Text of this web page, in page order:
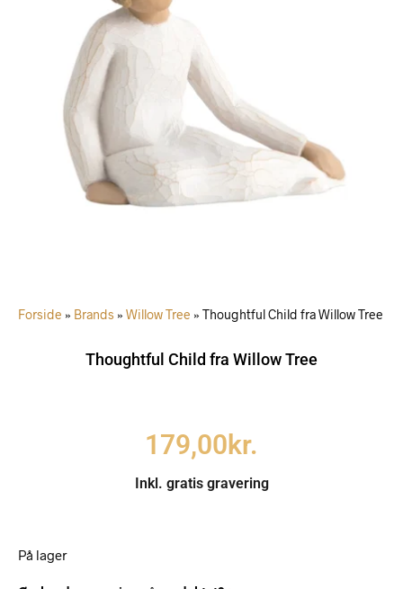
Forside » Brands » Willow Tree » Thoughtful Child fra Willow Tree
Thoughtful Child fra Willow Tree
179,00kr.
Inkl. gratis gravering
På lager